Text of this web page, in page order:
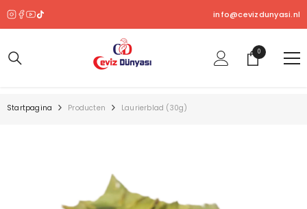
info@cevizdunyasi.nl
00
product
Startpagina Producten Laurierblad (30g)